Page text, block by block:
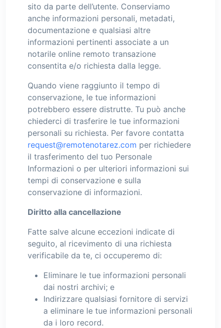
sito da parte dell’utente. Conserviamo
anche informazioni personali, metadati,
documentazione e qualsiasi altre
informazioni pertinenti associate a un
notarile online remoto transazione
consentita e/o richiesta dalla legge.
Quando viene raggiunto il tempo di
conservazione, le tue informazioni
potrebbero essere distrutte. Tu può anche
chiederci di trasferire le tue informazioni
personali su richiesta. Per favore contatta
request@remotenotarez.com per richiedere
il trasferimento del tuo Personale
Informazioni o per ulteriori informazioni sui
tempi di conservazione e sulla
conservazione di informazioni.
Diritto alla cancellazione
Fatte salve alcune eccezioni indicate di
seguito, al ricevimento di una richiesta
verificabile da te, ci occuperemo di:
Eliminare le tue informazioni personali
dai nostri archivi; e
Indirizzare qualsiasi fornitore di servizi
a eliminare le tue informazioni personali
da i loro record.